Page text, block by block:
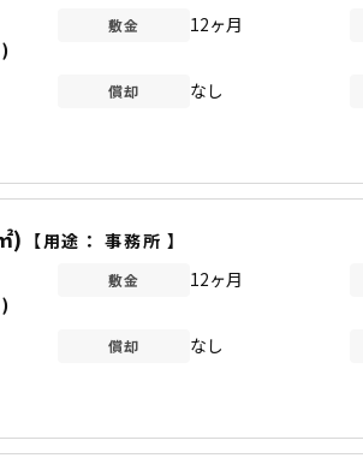
敷金 12ヶ月
償却 なし
) 【用途：事務所 】
敷金 12ヶ月
償却 なし